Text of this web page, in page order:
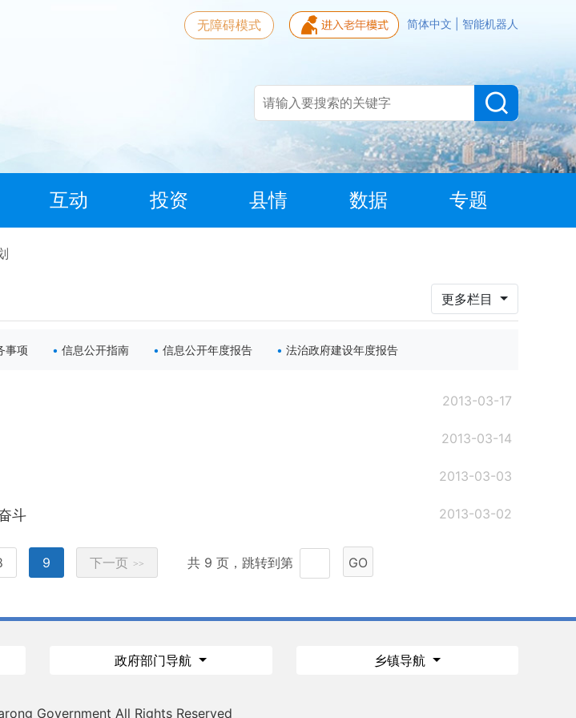
简体中文 智能机器人
无障碍模式
互动 投资 县情 数据 专题
更多栏目
事项 信息公开指南 信息公开年度报告 法治政府建设年度报告
2013-03-17
2013-03-14
2013-03-03
斗 2013-03-02
9 下一页 >> 共 9 页，跳转到第 GO
政府部门导航 乡镇导航
Government All Rights Reserved